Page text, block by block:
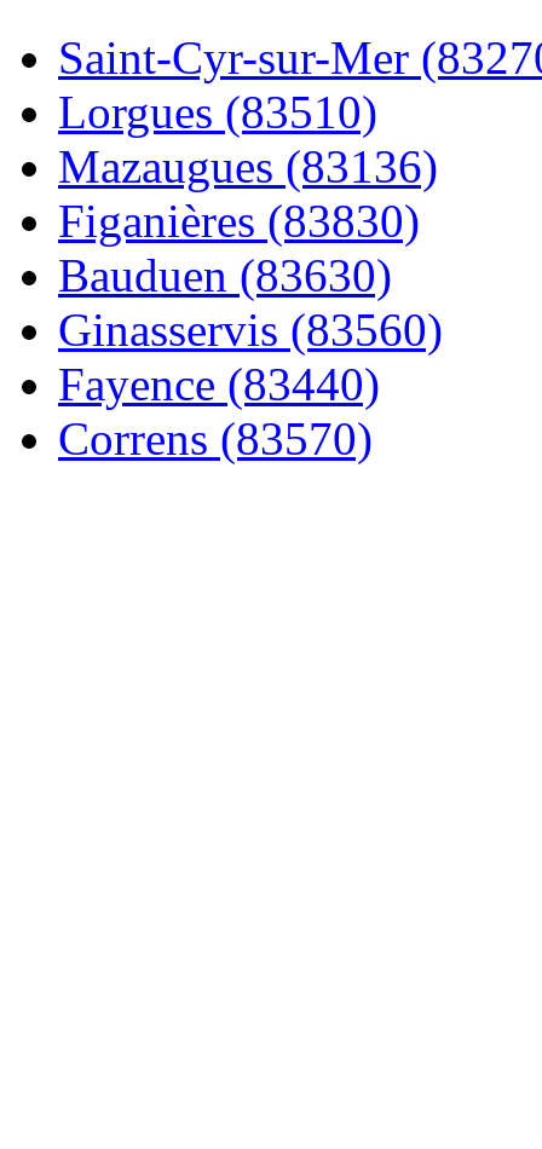
Saint-Cyr-sur-Mer
Lorgues (83510)
Mazaugues (83136)
Figanières (83830)
Bauduen (83630)
Ginasservis (83560)
Fayence (83440)
Correns (83570)